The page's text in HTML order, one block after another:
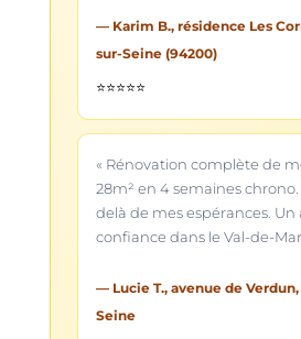
— Karim B., résidence Les
sur-Seine (94200)
⭐⭐⭐⭐⭐
« Rénovation complète de
28m² en 4 semaines
delà de mes espérances. Un
confiance dans le Val-de-
— Lucie T., avenue de
Seine